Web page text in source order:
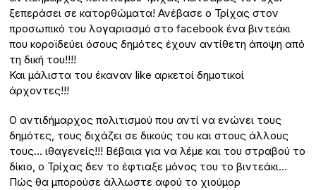
ξεπεράσει σε κατορθώματα! Ανέβασε ο Τρίχας στον
προσωπικό του λογαριασμό στο facebook ένα βιντεάκι
που κοροϊδεύει όσους δημότες έχουν αντίθετη άποψη από
τη δική του!!!!
Και μάλιστα του έκαναν like αρκετοί δημοτικοί
άρχοντες!!!
Ο αντιδήμαρχος πολιτισμού που αντί να ενώνει τους
δημότες, τους διχάζει σε δικούς του και στους άλλους
τους… ιθαγενείς!!! Βέβαια για να λέμε και του στραβού το
δίκιο, ο Τρίχας δεν το έφτιαξε μόνος του το βιντεάκι…
Πώς θα μπορούσε άλλωστε αφού το χιούμορ